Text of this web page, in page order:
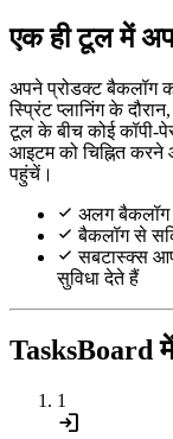
एक ही टूल में
अपने प्रोडक्ट बैकलॉग
स्प्रिंट प्लानिंग के
टूल के बीच कोई कॉपी-
आइटम को चिह्नित करने
पहुंचें।
अलग बैकलॉग
बैकलॉग से
सबटास्क्स
सुविधा देते हैं
TasksBoard
1
login